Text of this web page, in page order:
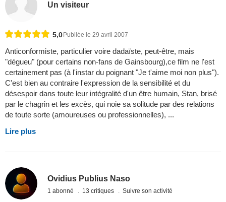
Un visiteur
5,0Publiée le 29 avril 2007
Anticonformiste, particulier voire dadaïste, peut-être, mais
"dégueu" (pour certains non-fans de Gainsbourg),ce film ne l'est
certainement pas (à l'instar du poignant "Je t'aime moi non plus").
C'est bien au contraire l'expression de la sensibilité et du
désespoir dans toute leur intégralité d'un être humain, Stan, brisé
par le chagrin et les excès, qui noie sa solitude par des relations
de toute sorte (amoureuses ou professionnelles), ...
Lire plus
Ovidius Publius Naso
1 abonné 13 critiques Suivre son activité